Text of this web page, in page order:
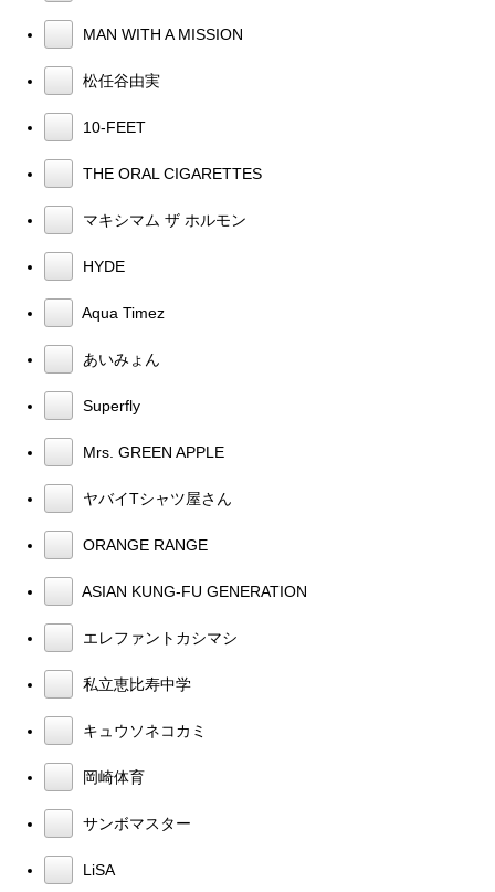
MAN WITH A MISSION
松任谷由実
10-FEET
THE ORAL CIGARETTES
マキシマム ザ ホルモン
HYDE
Aqua Timez
あいみょん
Superfly
Mrs. GREEN APPLE
ヤバイTシャツ屋さん
ORANGE RANGE
ASIAN KUNG-FU GENERATION
エレファントカシマシ
私立恵比寿中学
キュウソネコカミ
岡崎体育
サンボマスター
LiSA